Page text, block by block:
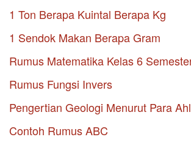
1 Ton Berapa Kuintal Berapa Kg
1 Sendok Makan Berapa Gram
Rumus Matematika Kelas 6
Rumus Fungsi Invers
Pengertian Geologi Menurut Para
Contoh Rumus ABC